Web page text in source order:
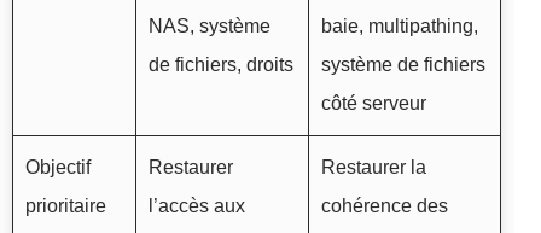
NAS, système
de fichiers, droits
baie, multipathing,
système de fichiers
côté serveur
Objectif
prioritaire
Restaurer
l’accès aux
Restaurer la
cohérence des